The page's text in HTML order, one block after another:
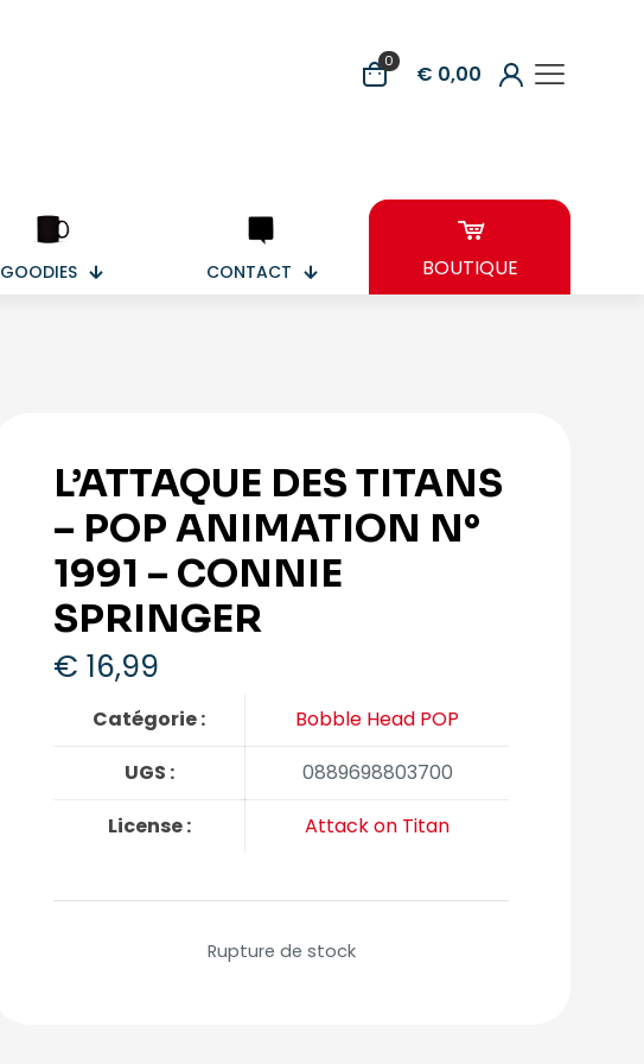
0 € 0,00
GOODIES CONTACT BOUTIQUE
L’ATTAQUE DES TITANS
– POP ANIMATION N°
1991 – CONNIE
SPRINGER
€ 16,99
Catégorie :
Bobble Head POP
UGS :
0889698803700
License :
Attack on Titan
Rupture de stock